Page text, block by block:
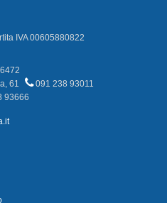
IVA 00605880822
61
091 238 93011
93666